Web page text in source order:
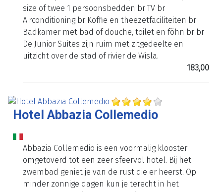
size of twee 1 persoonsbedden br TV br
Airconditioning br Koffie en theezetfaciliteiten br
Badkamer met bad of douche, toilet en föhn br br
De Junior Suites zijn ruim met zitgedeelte en
uitzicht over de stad of rivier de Wisla.
183,00
Hotel Abbazia Collemedio
Abbazia Collemedio is een voormalig klooster
omgetoverd tot een zeer sfeervol hotel. Bij het
zwembad geniet je van de rust die er heerst. Op
minder zonnige dagen kun je terecht in het